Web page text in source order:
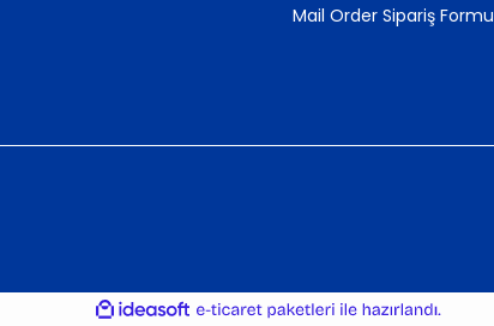
Mail Order Sipariş Formu
ideasoft
e-